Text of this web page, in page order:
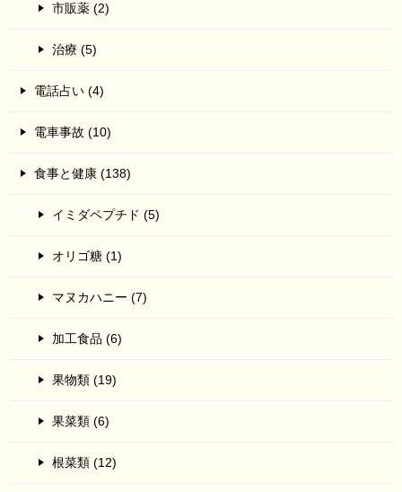
市販薬 (2)
治療 (5)
電話占い (4)
電車事故 (10)
食事と健康 (138)
イミダペプチド (5)
オリゴ糖 (1)
マヌカハニー (7)
加工食品 (6)
果物類 (19)
果菜類 (6)
根菜類 (12)